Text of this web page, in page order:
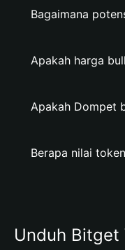
Bagaimana
Apakah harga
Apakah Dompet
Berapa nilai
Unduh Bitget